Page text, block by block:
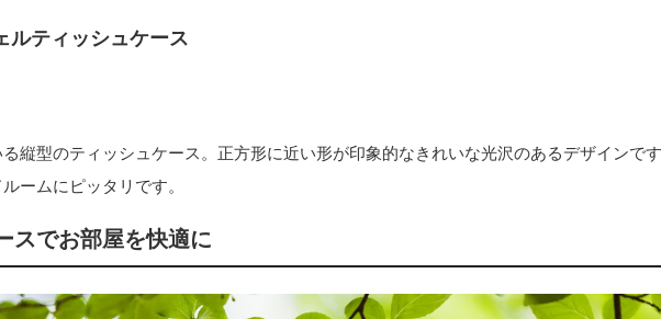
ルティッシュケース
縦型のティッシュケース。正方形に近い形が印象的なきれいな光沢のあるデザインです
ームにピッタリです。
スでお部屋を快適に